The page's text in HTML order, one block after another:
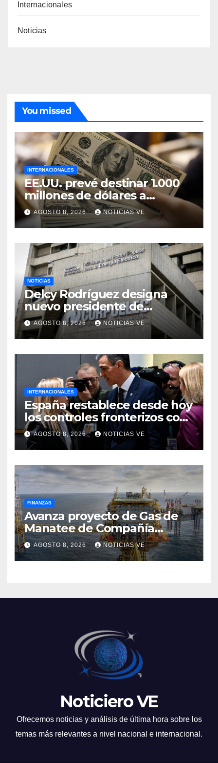
Internacionales
Noticias
You missed
INTERNACIONALES
EE.UU. prevé destinar 1.000
millones de dólares a
Colombia para un paquete
de seguridad
AGOSTO 8, 2026 NOTICIAS VE
NOTICIAS
Delcy Rodríguez designa
nuevo presidente de
Corpoelec y nuevo
viceministro de Servicios
Eléctricos
AGOSTO 8, 2026 NOTICIAS VE
INTERNACIONALES
España restablece desde hoy
los controles fronterizos con
Italia tras el rechazo de Roma
a retirar las restricciones
AGOSTO 8, 2026 NOTICIAS VE
FINANZAS
Avanza proyecto de Gas de
Manatee de Compañía
Nacional de Gas de Trinidad y
Tobago
AGOSTO 8, 2026 NOTICIAS VE
Noticiero VE
Ofrecemos noticias y análisis de última hora sobre los
temas más relevantes a nivel nacional e internacional.